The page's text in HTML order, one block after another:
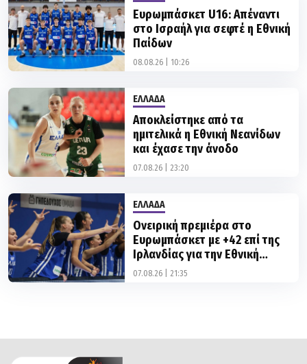
Ευρωμπάσκετ U16: Απέναντι
στο Ισραήλ για σεφτέ η Εθνική
Παίδων
08.08.26 | 10:26
ΕΛΛΑΔΑ
Αποκλείστηκε από τα
ημιτελικά η Εθνική Νεανίδων
και έχασε την άνοδο
07.08.26 | 23:20
ΕΛΛΑΔΑ
Ονειρική πρεμιέρα στο
Ευρωμπάσκετ με +42 επί της
Ιρλανδίας για την Εθνική
Κορασίδων!
07.08.26 | 21:35